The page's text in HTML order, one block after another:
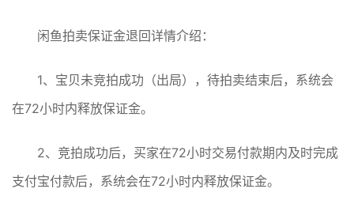
闲鱼拍卖保证金退回详情介绍：
1、宝贝未竞拍成功（出局），待拍卖结束后，系统会
在72小时内释放保证金。
2、竞拍成功后，买家在72小时交易付款期内及时完成
支付宝付款后，系统会在72小时内释放保证金。